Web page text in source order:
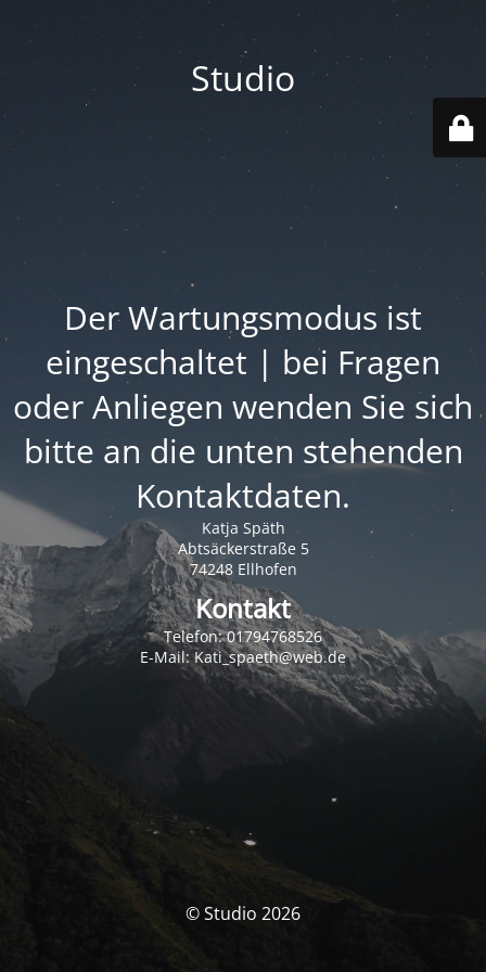
Studio
Der Wartungsmodus ist
eingeschaltet | bei Fragen
oder Anliegen wenden Sie sich
bitte an die unten stehenden
Kontaktdaten.
Katja Späth
Abtsäckerstraße 5
74248 Ellhofen
Kontakt
Telefon: 01794768526
E-Mail: Kati_spaeth@web.de
© Studio 2026